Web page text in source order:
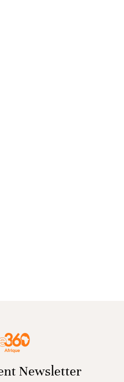
Newsletter